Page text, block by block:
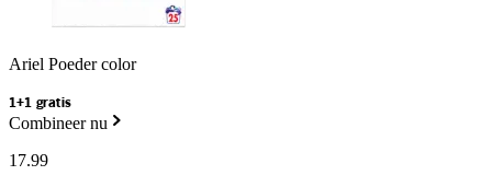
Ariel Poeder color
1+1 gratis
Combineer nu
17.99